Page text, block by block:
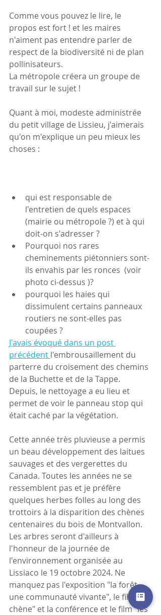
Comme vous pouvez le lire, le
propos est fort ! et les maires
n'aiment pas entendre parler de
respect de la biodiversité ni de plan
pollinisateurs.
La métropole créera un groupe de
travail sur le sujet !
Quant à moi, modeste administrée
du petit village de Lissieu, j'aimerais
qu'on m'explique un peu mieux les
choses :
qui est responsable de
l'entretien de quels espaces
(mairie ou métropole ?) et à qui
doit-on s'adresser ?
Pourquoi nos rares
cheminements piétonniers sont-
ils envahis par les ronces  (voir
photo ci-dessus )?
pourquoi les haies qui
dissimulent certains panneaux
routiers ne sont-elles pas
coupées ?
J'avais évoqué dans un post
précédent l'embrousaillement du
parterre du croisement des chemins
de la Buchette et de la Tappe.
Depuis, le nettoyage a eu lieu et
permet de voir le panneau stop qui
était caché par la végétation.
Cette année très pluvieuse a permis
un beau développement des laitues
sauvages et des vergerettes du
Canada. Toutes les années ne se
ressemblent pas et je préfère
quelques herbes folles au long des
trottoirs à la disparition des chènes
centenaires du bois de Montvallon.
Les arbres seront d'ailleurs à
l'honneur de la journée de
l'environnement organisée au
Lissiaco le 19 octobre 2024. Ne
manquez pas l'exposition "la forêt,
une communauté vivante", le film "le
chène" et la conférence et le film "les